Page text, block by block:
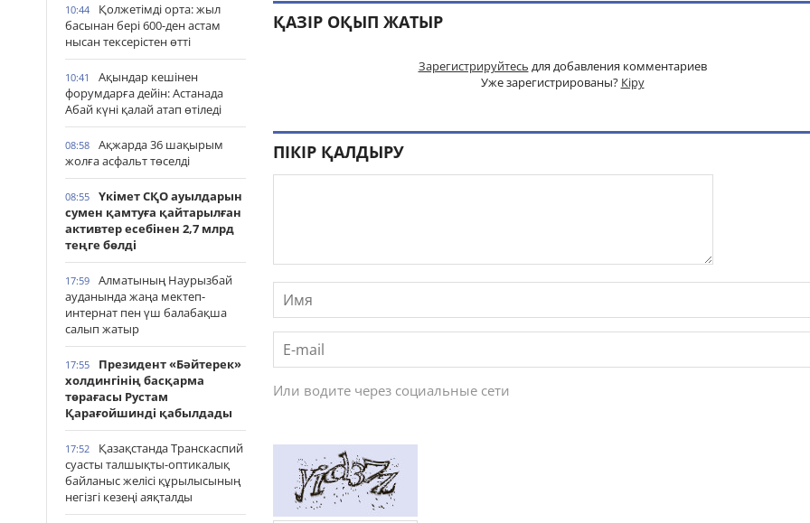
10:44
Қолжетімді орта: жыл
басынан бері 600-ден астам
нысан тексерістен өтті
10:41
Ақындар кешінен
форумдарға дейін: Астанада
Абай күні қалай атап өтіледі
08:58
Ақжарда 36 шақырым
жолға асфальт төселді
08:55
Үкімет СҚО ауылдарын
сумен қамтуға қайтарылған
активтер есебінен 2,7 млрд
теңге бөлді
17:59
Алматының Наурызбай
ауданында жаңа мектеп-
интернат пен үш балабақша
салып жатыр
17:55
Президент «Бәйтерек»
холдингінің басқарма
төрағасы Рустам
Қарағойшинді қабылдады
17:52
Қазақстанда Транскаспий
суасты талшықты-оптикалық
байланыс желісі құрылысының
негізгі кезеңі аяқталды
ҚАЗІР ОҚЫП ЖАТЫР
Зарегистрируйтесь для добавления комментариев
Уже зарегистрированы? Кіру
ПІКІР ҚАЛДЫРУ
Или водите через социальные сети